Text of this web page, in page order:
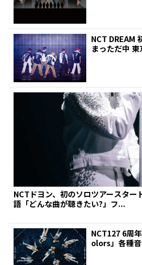
NCT DREAM
まっただ中
NCTドヨン、初のソロツアースター
語「どんな曲が聴きたい?」フ...
NCT127 6周
olors」各種